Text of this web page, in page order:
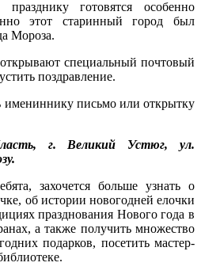
готовятся особенно
этот старинный город был
Мороза.
специальный почтовый
поздравление.
письмо или открытку
г. Великий Устюг, ул.
захочется больше узнать о
об истории новогодней елочки
празднования Нового года в
а также получить множество
подарков, посетить мастер-